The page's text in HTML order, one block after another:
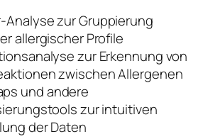
Analyse zur Gruppierung
allergischer Profile
zur Erkennung von
zwischen Allergenen
und andere
zur intuitiven
der Daten